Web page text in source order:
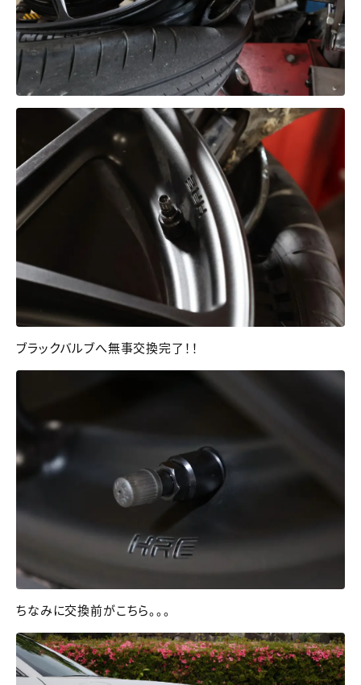
ブラックバルブへ無事交換完了！！
ちなみに交換前がこちら。。。